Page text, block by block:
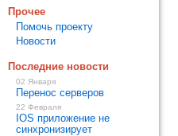
Прочее
Помочь проекту
Новости
Последние новости
02 Января
Перенос серверов
22 Февраля
IOS приложение не
синхронизирует